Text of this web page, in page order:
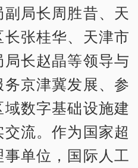
局长周胜昔、天
张桂华、天津市
长赵晶等领导与
京津冀发展、参
数字基础设施建
流。作为国家超
单位，国际人工